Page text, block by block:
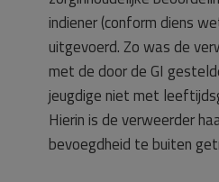
indiener (conform diens
uitgevoerd. Zo was de
met de door de GI
jeugdige niet met
Hierin is de verweerder
bevoegdheid te buiten